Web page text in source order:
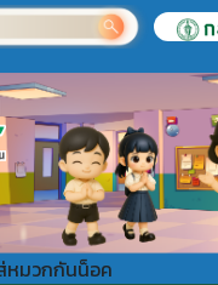
หมวกกันน็อค